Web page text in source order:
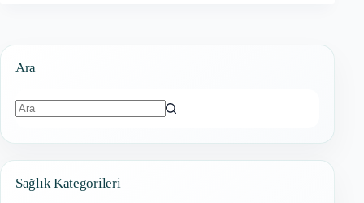
Ara
Sağlık Kategorileri